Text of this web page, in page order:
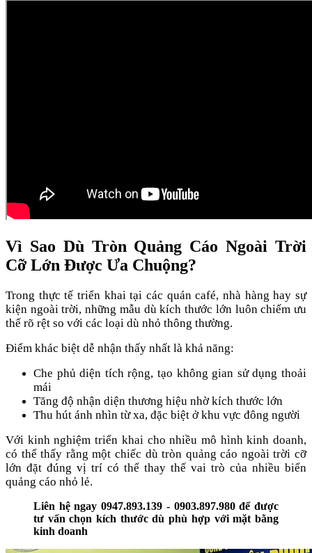
Vì Sao Dù Tròn Quảng Cáo Ngoài Trời
Cỡ Lớn Được Ưa Chuộng?
Trong thực tế triển khai tại các quán café, nhà hàng hay sự
kiện ngoài trời, những mẫu dù kích thước lớn luôn chiếm ưu
thế rõ rệt so với các loại dù nhỏ thông thường.
Điểm khác biệt dễ nhận thấy nhất là khả năng:
Che phủ diện tích rộng, tạo không gian sử dụng thoải
mái
Tăng độ nhận diện thương hiệu nhờ kích thước lớn
Thu hút ánh nhìn từ xa, đặc biệt ở khu vực đông người
Với kinh nghiệm triển khai cho nhiều mô hình kinh doanh,
có thể thấy rằng một chiếc dù tròn quảng cáo ngoài trời cỡ
lớn đặt đúng vị trí có thể thay thế vai trò của nhiều biển
quảng cáo nhỏ lẻ.
Liên hệ ngay 0947.893.139 - 0903.897.980 để được
tư vấn chọn kích thước dù phù hợp với mặt bằng
kinh doanh